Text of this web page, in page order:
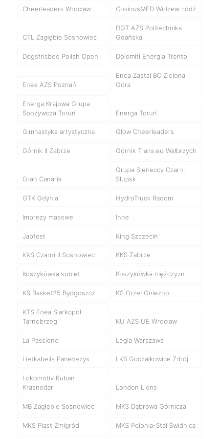
Cheerleaders Wrocław CosinusMED Widzew Łódź
CTL Zagłębie Sosnowiec
DGT AZS Politechnika
Gdańska
Dogsfrisbee Polish Open Dolomiti Energia Trento
Enea AZS Poznań
Enea Zastal BC Zielona
Góra
Energa Krajowa Grupa
Spożywcza Toruń
Energa Toruń
Gimnastyka artystyczna Glow Cheerleaders
Górnik II Zabrze Górnik Trans.eu Wałbrzych
Gran Canaria
Grupa Sierleccy Czarni
Słupsk
GTK Gdynia HydroTruck Radom
Imprezy masowe Inne
Japfest King Szczecin
KKS Czarni II Sosnowiec KKS Zabrze
Koszykówka kobiet Koszykówka mężczyzn
KS Basket25 Bydgoszcz KS Orzeł Gniezno
KTS Enea Siarkopol
Tarnobrzeg
KU AZS UE Wrocław
La Passione Legia Warszawa
Lietkabelis Panevezys LKS Goczałkowice Zdrój
Lokomotiv Kuban
Krasnodar
London Lions
MB Zagłębie Sosnowiec MKS Dąbrowa Górnicza
MKS Piast Żmigród MKS Polonia-Stal Świdnica